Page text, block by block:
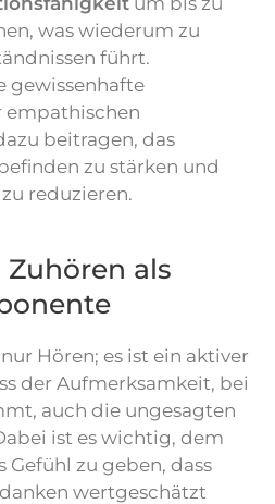
was wiederum zu
führt.
gewissenhafte
empathischen
beitragen, das
zu stärken und
reduzieren.
als
Hören; es ist ein aktiver
der Aufmerksamkeit, bei
auch die ungesagten
ist es wichtig, dem
Gefühl zu geben, dass
wertgeschätzt